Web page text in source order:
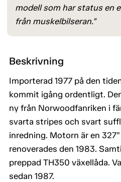
modell som har status en
från muskelbilseran."
Beskrivning
Importerad 1977 på den
kommit igång ordentligt.
ny från Norwoodfanriken i
svarta stripes och svart
inredning. Motorn är en
renoverades den 1983.
preppad TH350 växellåda.
sedan 1987.